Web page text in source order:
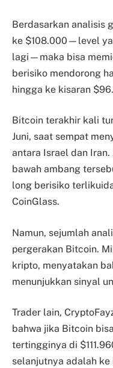
Berdasarkan analisis
ke $108.000—level
lagi—maka bisa
berisiko mendorong
hingga ke kisaran
Bitcoin terakhir kali
Juni, saat sempat
antara Israel dan
bawah ambang
long berisiko
CoinGlass.
Namun, sejumlah
pergerakan Bitcoin.
kripto, menyatakan
menunjukkan sinyal
Trader lain,
bahwa jika Bitcoin
tertingginya di
selanjutnya adalah ke